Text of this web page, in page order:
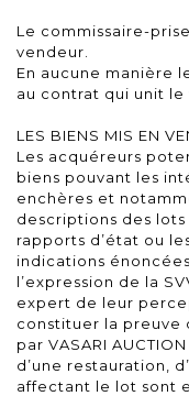
Le commissaire-
vendeur.
En aucune manière
au contrat qui unit le
LES BIENS MIS EN
Les acquéreurs
biens pouvant les
enchères et
descriptions des
rapports d’état ou
indications
l’expression de la
expert de leur
constituer la preuve
par VASARI
d’une restauration,
affectant le lot sont